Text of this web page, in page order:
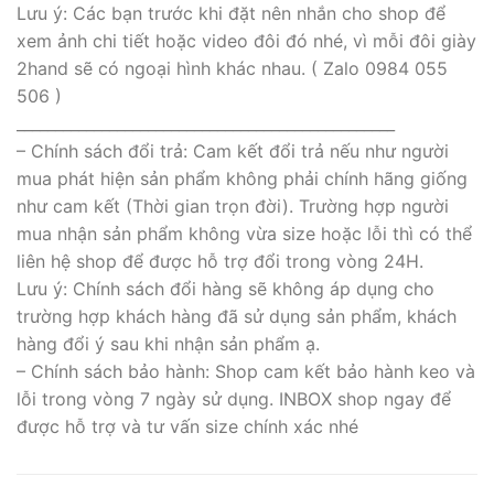
Lưu ý: Các bạn trước khi đặt nên nhắn cho shop để
xem ảnh chi tiết hoặc video đôi đó nhé, vì mỗi đôi giày
2hand sẽ có ngoại hình khác nhau. ( Zalo 0984 055
506 )
– Chính sách đổi trả: Cam kết đổi trả nếu như người
mua phát hiện sản phẩm không phải chính hãng giống
như cam kết (Thời gian trọn đời). Trường hợp người
mua nhận sản phẩm không vừa size hoặc lỗi thì có thể
liên hệ shop để được hỗ trợ đổi trong vòng 24H.
Lưu ý: Chính sách đổi hàng sẽ không áp dụng cho
trường hợp khách hàng đã sử dụng sản phẩm, khách
hàng đổi ý sau khi nhận sản phẩm ạ.
– Chính sách bảo hành: Shop cam kết bảo hành keo và
lỗi trong vòng 7 ngày sử dụng. INBOX shop ngay để
được hỗ trợ và tư vấn size chính xác nhé